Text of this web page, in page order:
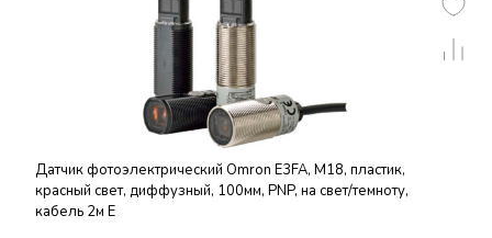
Датчик фотоэлектрический Omron E3FA, M18, пластик,
красный свет, диффузный, 100мм, PNP, на свет/темноту,
кабель 2м E